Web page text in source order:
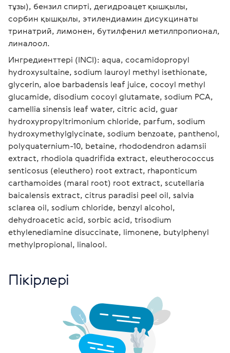
тұзы), бензил спирті, дегидроацет қышқылы,
сорбин қышқылы, этилендиамин дисукцинаты
тринатрий, лимонен, бутилфенил метилпропионал,
линалоол.
Ингредиенттері (INCI): aqua, cocamidopropyl
hydroxysultaine, sodium lauroyl methyl isethionate,
glycerin, aloe barbadensis leaf juice, cocoyl methyl
glucamide, disodium cocoyl glutamate, sodium PCA,
camellia sinensis leaf water, citric acid, guar
hydroxypropyltrimonium chloride, parfum, sodium
hydroxymethylglycinate, sodium benzoate, panthenol,
polyquaternium-10, betaine, rhododendron adamsii
extract, rhodiola quadrifida extract, eleutherococcus
senticosus (eleuthero) root extract, rhaponticum
carthamoides (maral root) root extract, scutellaria
baicalensis extract, citrus paradisi peel oil, salvia
sclarea oil, sodium chloride, benzyl alcohol,
dehydroacetic acid, sorbic acid, trisodium
ethylenediamine disuccinate, limonene, butylphenyl
methylpropional, linalool.
Пікірлері